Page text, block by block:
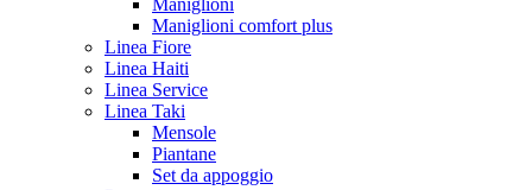
Maniglioni
Maniglioni comfort plus
Linea Fiore
Linea Haiti
Linea Service
Linea Taki
Mensole
Piantane
Set da appoggio